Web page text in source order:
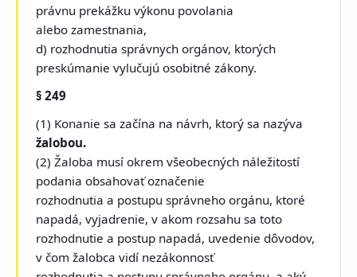
právnu prekážku výkonu povolania
alebo zamestnania,
d) rozhodnutia správnych orgánov, ktorých
preskúmanie vylučujú osobitné zákony.
§ 249
(1) Konanie sa začína na návrh, ktorý sa nazýva
žalobou.
(2) Žaloba musí okrem všeobecných náležitostí
podania obsahovať označenie
rozhodnutia a postupu správneho orgánu, ktoré
napadá, vyjadrenie, v akom rozsahu sa toto
rozhodnutie a postup napadá, uvedenie dôvodov,
v čom žalobca vidí nezákonnosť